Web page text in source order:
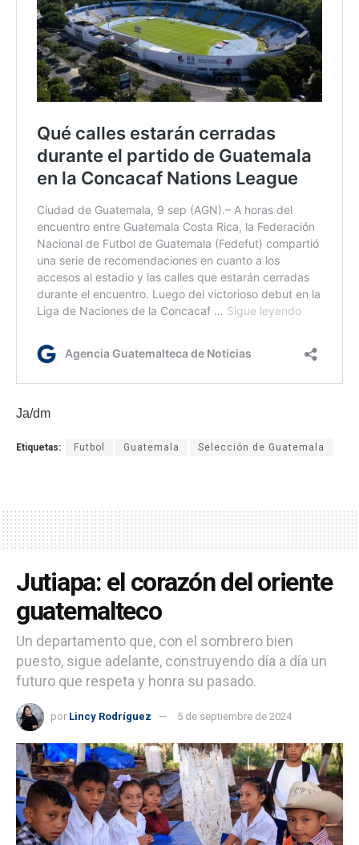
Ja/dm
Etiquetas: Futbol Guatemala Selección de Guatemala
Jutiapa: el corazón del oriente
guatemalteco
Un departamento que, con el sombrero bien
puesto, sigue adelante, construyendo día a día un
futuro que respeta y honra su pasado.
por Lincy Rodríguez 5 de septiembre de 2024